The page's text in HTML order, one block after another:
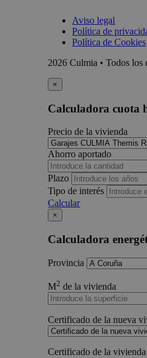
Aviso legal
Política de
Política de Cookies
2026 Culmia • Todos los
×
Calculadora cuota
Precio de la vivienda
Ahorro aportado
Plazo
Tipo de interés
Calcular
×
Calculadora
Provincia
M2 de la vivienda
Certificado de la nueva
Certificado de la vivienda